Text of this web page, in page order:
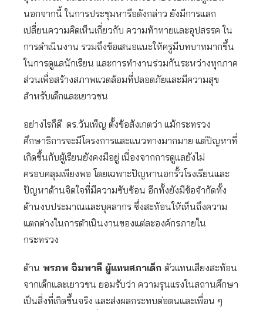
นอกจากนี้ ในการประชุมหารือดังกล่าว ยังมีการแลก
เปลี่ยนความคิดเห็นเกี่ยวกับ ความท้าทายและอุปสรรค ใน
การดำเนินงาน รวมถึงข้อเสนอแนะให้ครูมีบทบาทมากขึ้น
ในการดูแลนักเรียน และการทำงานร่วมกันระหว่างทุกภาค
ส่วนเพื่อสร้างสภาพแวดล้อมที่ปลอดภัยและมีความสุข
สำหรับเด็กและเยาวชน
อย่างไรก็ดี ดร.วันเพ็ญ ตั้งข้อสังเกตว่า แม้กระทรวง
ศึกษาธิการจะมีโครงการและแนวทางมากมาย แต่ปัญหาที่
เกิดขึ้นกับผู้เรียนยังคงมีอยู่ เนื่องจากการดูแลยังไม่
ครอบคลุมเพียงพอ โดยเฉพาะปัญหานอกรั้วโรงเรียนและ
ปัญหาด้านจิตใจที่มีความซับซ้อน อีกทั้งยังมีข้อจำกัดทั้ง
ด้านงบประมาณและบุคลากร ซึ่งสะท้อนให้เห็นถึงความ
แตกต่างในการดำเนินงานของแต่ละองค์กรภายใน
กระทรวง
ด้าน พรภพ ฉิมพาลี ผู้แทนสภาเด็ก ตัวแทนเสียงสะท้อน
จากเด็กและเยาวชน ยอมรับว่า ความรุนแรงในสถานศึกษา
เป็นสิ่งที่เกิดขึ้นจริง และส่งผลกระทบต่อตนและเพื่อน ๆ